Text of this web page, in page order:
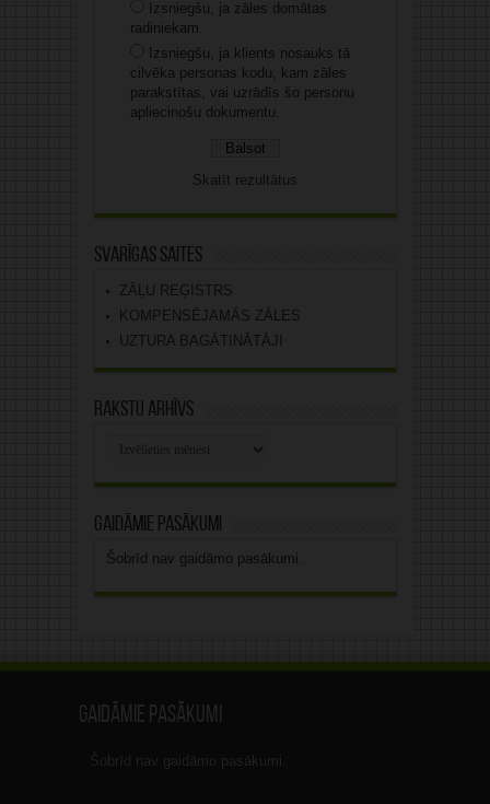
Izsniegšu, ja zāles domātas
radiniekam.
Izsniegšu, ja klients nosauks tā
cilvēka personas kodu, kam zāles
parakstītas, vai uzrādīs šo personu
apliecinošu dokumentu.
Skatīt rezultātus
Svarīgas saites
ZĀĻU REĢISTRS
KOMPENSĒJAMĀS ZĀLES
UZTURA BAGĀTINĀTĀJI
Rakstu arhīvs
Gaidāmie pasākumi
Šobrīd nav gaidāmo pasākumi.
Gaidāmie pasākumi
Šobrīd nav gaidāmo pasākumi.